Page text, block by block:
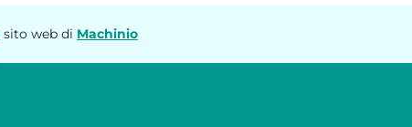
sito web di Machinio